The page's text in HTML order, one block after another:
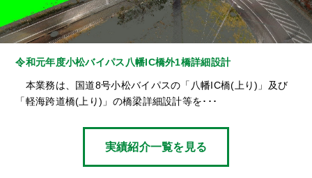
令和元年度小松バイパス八幡IC橋外1橋詳細設計
本業務は、国道8号小松バイパスの「八幡IC橋(上り)」及び
「軽海跨道橋(上り)」の橋梁詳細設計等を･･･
実績紹介一覧を見る